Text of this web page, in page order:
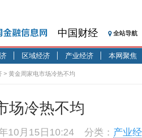
中国财经 全站导航
区域经济 产业经济 本网聚焦
> 黄金周家电市场冷热不均
场冷热不均
10月15日10:24 分类： 产业